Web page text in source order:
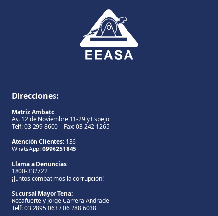
Direcciones:
Matriz Ambato
Av. 12 de Noviembre 11-29 y Espejo
Telf: 03 299 8600 – Fax: 03 242 1265
Atención Clientes: 136
WhatsApp:0996251845
Llama a Denuncias
1800-332722
¡Juntos combatimos la corrupción!
Sucursal Mayor Tena:
Rocafuerte y Jorge Carrera Andrade
Telf: 03 2895 063 / 06 288 6038